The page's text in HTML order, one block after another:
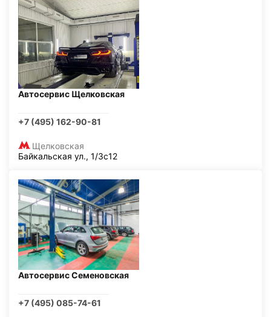
Автосервис Щелковская
+7 (495) 162-90-81
Щелковская
Байкальская ул., 1/3с12
Автосервис Семеновская
+7 (495) 085-74-61